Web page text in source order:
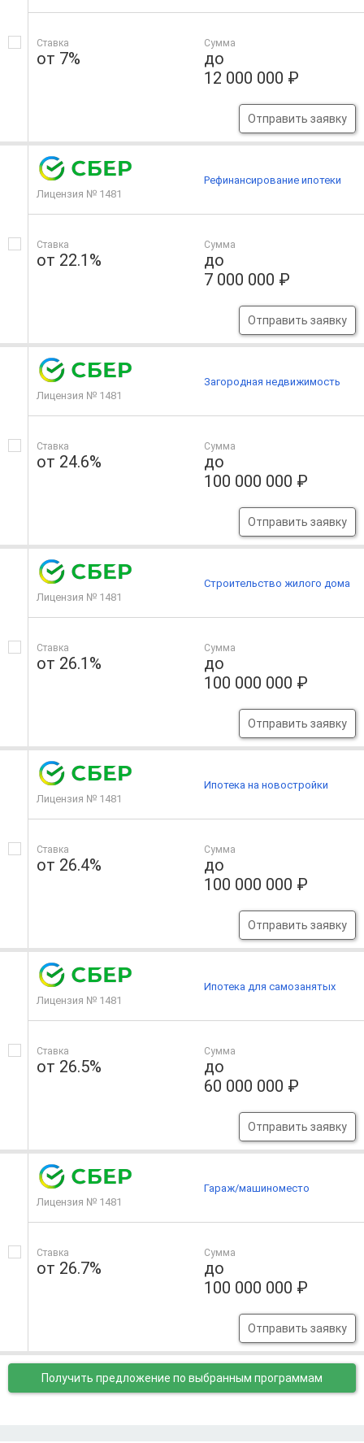
Ставка
от 7%
Сумма
до
12 000 000 ₽
Отправить заявку
Лицензия № 1481
Ставка
от 22.1%
Сумма
до
7 000 000 ₽
Отправить заявку
Рефинансирование ипотеки
Лицензия № 1481
Ставка
от 24.6%
Сумма
до
100 000 000 ₽
Отправить заявку
Загородная недвижимость
Лицензия № 1481
Ставка
от 26.1%
Сумма
до
100 000 000 ₽
Отправить заявку
Строительство жилого дома
Лицензия № 1481
Ставка
от 26.4%
Сумма
до
100 000 000 ₽
Отправить заявку
Ипотека на новостройки
Лицензия № 1481
Ставка
от 26.5%
Сумма
до
60 000 000 ₽
Отправить заявку
Ипотека для самозанятых
Лицензия № 1481
Ставка
от 26.7%
Сумма
до
100 000 000 ₽
Отправить заявку
Гараж/машиноместо
Получить предложение по выбранным программам